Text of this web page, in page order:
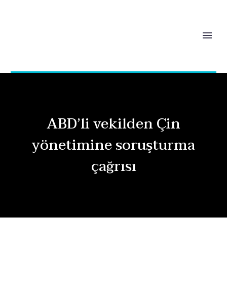
ABD’li vekilden Çin
yönetimine soruşturma
çağrısı